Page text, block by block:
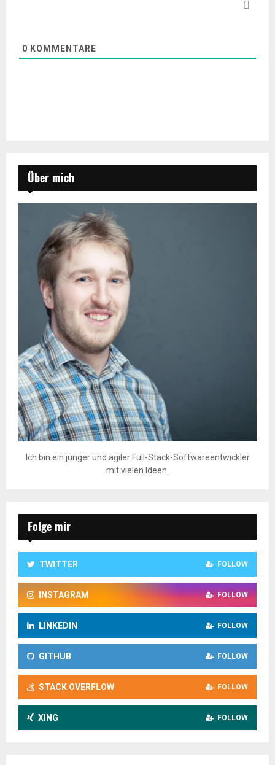
0 KOMMENTARE
Über mich
Ich bin ein junger und agiler Full-Stack-Softwareentwickler
mit vielen Ideen.
Folge mir
TWITTER
INSTAGRAM FOLLOW
LINKEDIN
GITHUB
STACK OVERFLOW
XING